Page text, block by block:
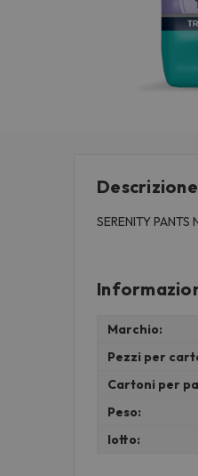
Descrizione
SERENITY PANTS
Marchio:
Pezzi per
Cartoni per
Peso:
lotto: